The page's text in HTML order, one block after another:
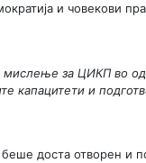
и човекови
мислење за ЦИКП во
капацитети и
доста отворен и